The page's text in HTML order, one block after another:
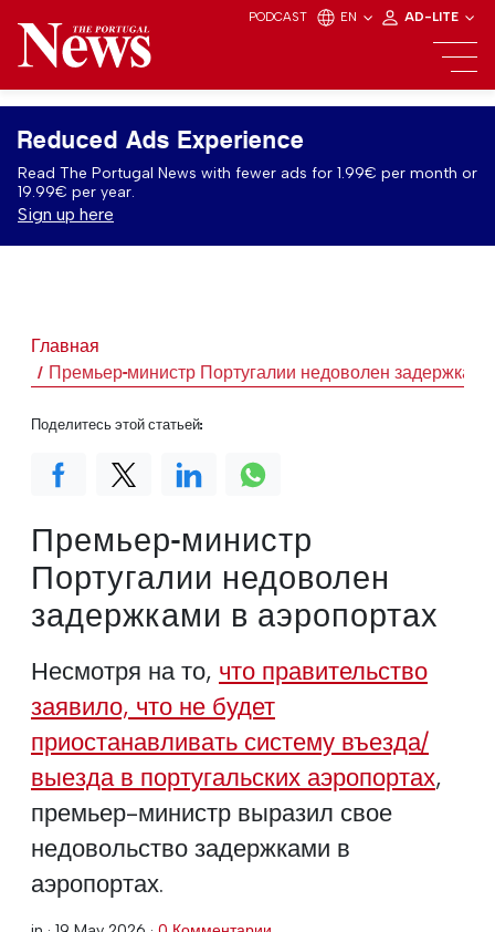
PODCAST EN AD-LITE
Reduced Ads Experience
Read The Portugal News with fewer ads for 1.99€ per month or
19.99€ per year.
Sign up here
Главная
Премьер-министр Португалии недоволен
Премьер-министр
Португалии недоволен
задержками в аэропортах
Несмотря на то, что правительство
заявило, что не будет
приостанавливать систему въезда/
выезда в португальских аэропортах,
премьер-министр выразил свое
недовольство задержками в
аэропортах.
Поделитесь этой статьей: